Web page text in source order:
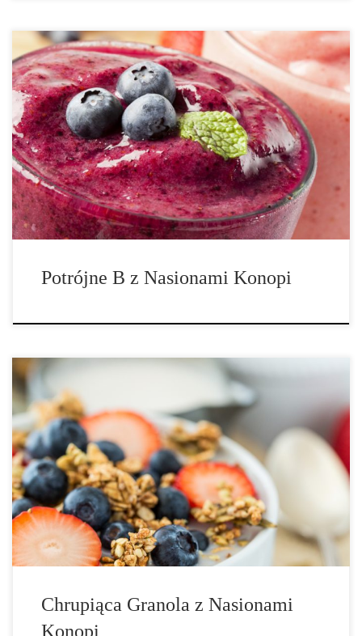
Składniki: (na dwie porcje) • 2 miarki białka konopnego, • ½
szklanki nasion konopi, • ¾ szklanki wody filtrowanej, • ¾
szklanki ekologicznego jogurtu, • 2 łyżki nasion lnu, • ½ szklanki
mrożonych jagód, • 1 łyżeczka mielonego cynamonu, • […]
Potrójne B z Nasionami Konopi
Tym razem mamy dla was przepyszny przepis na chrupiącą
granolę z nasionami konopi Składniki: (na 10 porcji) • 1¼
szklanki nasion konopi, • 4 szklanki płatków owsianych, • ¾
szklanki wiórków kokosowych, • ¾ szklanki płatków żytnich, • ¾
szklanki […]
Chrupiąca Granola z Nasionami
Konopi